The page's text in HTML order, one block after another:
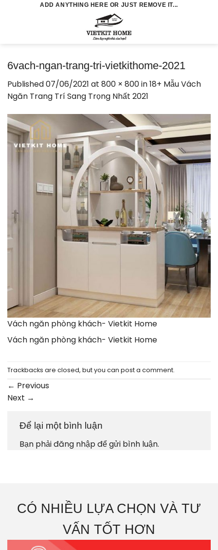
ADD ANYTHING HERE OR JUST REMOVE IT...
6vach-ngan-trang-tri-vietkithome-2021
Published07/06/2021 at 800 × 800in18+ Mẫu Vách
Ngăn Trang Trí Sang Trọng Nhất 2021
Vách ngăn phòng khách- Vietkit Home
Vách ngăn phòng khách- Vietkit Home
Trackbacks are closed, but you can post a comment.
← Previous
Next →
Để lại một bình luận
Bạn phảiđăng nhậpđể gửi bình luận.
CÓ NHIỀU LỰA CHỌN VÀ TƯ
VẤN TỐT HƠN